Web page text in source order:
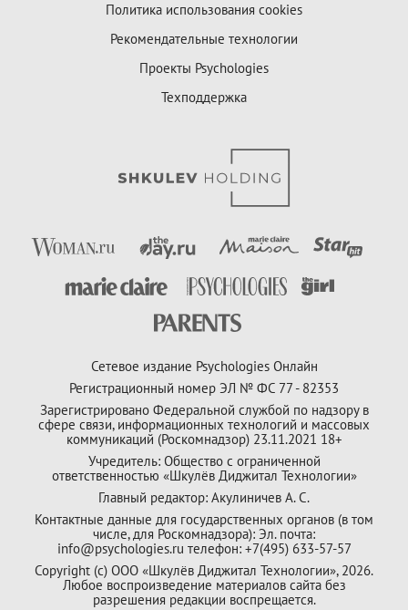
Политика использования cookies
Рекомендательные технологии
Проекты Psychologies
Техподдержка
Сетевое издание Psychologies Онлайн
Регистрационный номер ЭЛ № ФС 77 - 82353
Зарегистрировано Федеральной службой по надзору в
сфере связи, информационных технологий и массовых
коммуникаций (Роскомнадзор) 23.11.2021 18+
Учредитель: Общество с ограниченной
ответственностью «Шкулёв Диджитал Технологии»
Главный редактор: Акулиничев А. С.
Контактные данные для государственных органов (в том
числе, для Роскомнадзора): Эл. почта:
info@psychologies.ru телефон: +7(495) 633-57-57
Copyright (с) ООО «Шкулёв Диджитал Технологии», 2026.
Любое воспроизведение материалов сайта без
разрешения редакции воспрещается.